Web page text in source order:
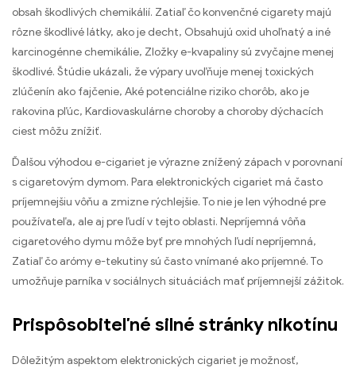
obsah škodlivých chemikálií. Zatiaľ čo konvenčné cigarety majú
rôzne škodlivé látky, ako je decht, Obsahujú oxid uhoľnatý a iné
karcinogénne chemikálie, Zložky e-kvapaliny sú zvyčajne menej
škodlivé. Štúdie ukázali, že výpary uvoľňuje menej toxických
zlúčenín ako fajčenie, Aké potenciálne riziko chorôb, ako je
rakovina pľúc, Kardiovaskulárne choroby a choroby dýchacích
ciest môžu znížiť.
Ďalšou výhodou e-cigariet je výrazne znížený zápach v porovnaní
s cigaretovým dymom. Para elektronických cigariet má často
príjemnejšiu vôňu a zmizne rýchlejšie. To nie je len výhodné pre
používateľa, ale aj pre ľudí v tejto oblasti. Nepríjemná vôňa
cigaretového dymu môže byť pre mnohých ľudí nepríjemná,
Zatiaľ čo arómy e-tekutiny sú často vnímané ako príjemné. To
umožňuje parníka v sociálnych situáciách mať príjemnejší zážitok.
Prispôsobiteľné silné stránky nikotínu
Dôležitým aspektom elektronických cigariet je možnosť,